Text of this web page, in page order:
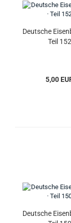
Deutsche
Teil 152
5,00
Deutsche